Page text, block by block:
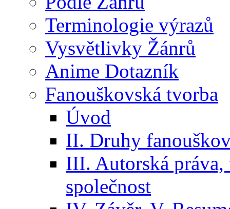
Terminologie výrazů
Vysvětlivky Žánrů
Anime Dotazník
Fanouškovská tvorba
Úvod
II. Druhy
III. Autorská práva,
společnost